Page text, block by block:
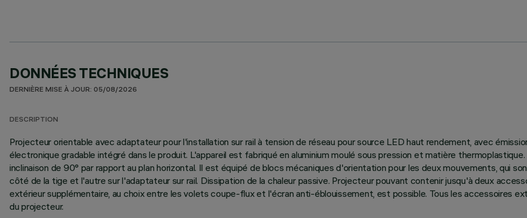
DONNÉES TECHNIQUES
DERNIÈRE MISE À JOUR: 05/08/2026
DESCRIPTION
Projecteur orientable avec adaptateur pour l'installation sur rail à tension de réseau pour source LED haut rendement, avec
électronique gradable intégré dans le produit. L'appareil est fabriqué en aluminium moulé sous pression et matière
inclinaison de 90° par rapport au plan horizontal. Il est équipé de blocs mécaniques d'orientation pour les deux mouvements, qui
côté de la tige et l'autre sur l'adaptateur sur rail. Dissipation de la chaleur passive. Projecteur pouvant contenir jusqu'à deux
extérieur supplémentaire, au choix entre les volets coupe-flux et l'écran anti-éblouissement, est possible. Tous les accessoires
du projecteur.